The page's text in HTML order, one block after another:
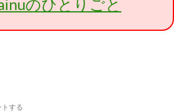
のひとりごと
トする